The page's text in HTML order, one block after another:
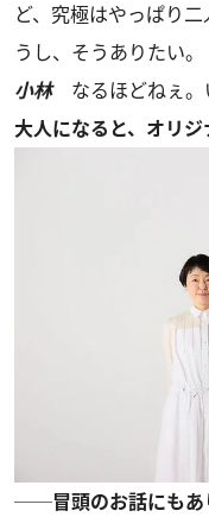
ど、究極はやっぱり
うし、そうありたい。
小林なるほどねぇ。
大人になると、オリ
──冒頭のお話にもあ